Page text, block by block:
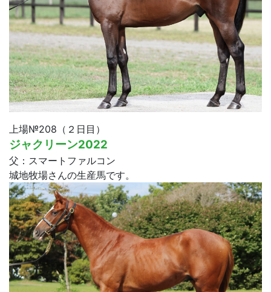
上場№208（２日目）
ジャクリーン2022
父：スマートファルコン
城地牧場さんの生産馬です。